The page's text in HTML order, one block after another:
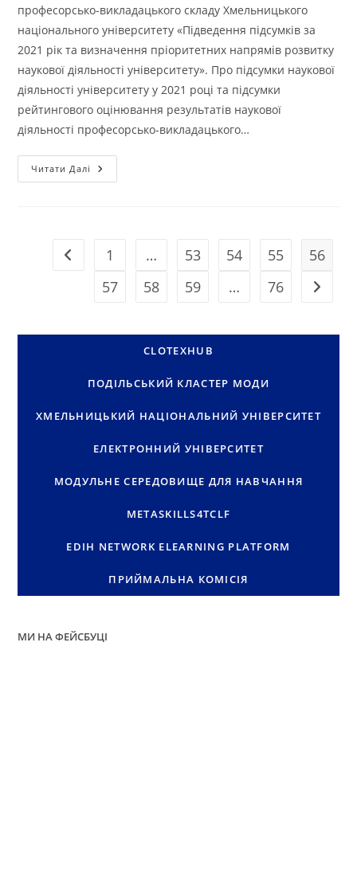
професорсько-викладацького складу Хмельницького
національного університету «Підведення підсумків за
2021 рік та визначення пріоритетних напрямів розвитку
наукової діяльності університету». Про підсумки наукової
діяльності університету у 2021 році та підсумки
рейтингового оцінювання результатів наукової
діяльності професорсько-викладацького…
Читати Далі КОНФЕРЕНЦІЯ
ПРОФЕСОРСЬКО-
Перейти до попередньої сторінки
1 … 53 54 55
56
57
58 59 … 76
CLOTEXHUB
ПОДІЛЬСЬКИЙ КЛАСТЕР МОДИ
ХМЕЛЬНИЦЬКИЙ НАЦІОНАЛЬНИЙ УНІВЕРСИТЕТ
ЕЛЕКТРОННИЙ УНІВЕРСИТЕТ
МОДУЛЬНЕ СЕРЕДОВИЩЕ ДЛЯ НАВЧАННЯ
METASKILLS4TCLF
EDIH NETWORK ELEARNING PLATFORM
ПРИЙМАЛЬНА КОМІСІЯ
МИ НА ФЕЙСБУЦІ